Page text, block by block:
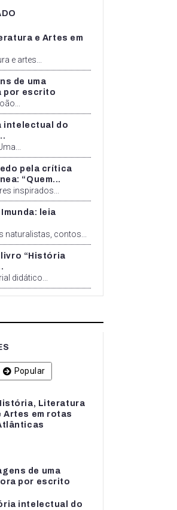
e Artes em
e artes...
de uma
por escrito
intelectual do
pela crítica
“Quem...
inspirados...
leia
naturalistas, contos...
“História
didático...
Popular
Literatura
Artes em rotas
de uma
por escrito
intelectual do
Literatura
Artes em rotas...
de uma
por escrito
intelectual do